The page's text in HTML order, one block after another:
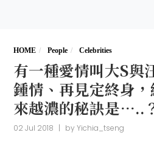
HOME People Celebrities
有一種愛情叫大S與
鍾情、再見定終身
來越濃的秘訣是…..
02 Jul 2018 | byYichia_tseng